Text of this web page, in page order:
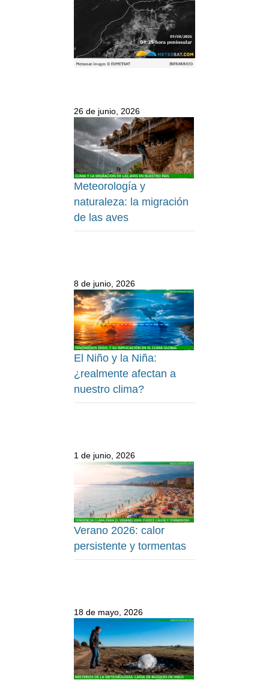
26 de junio, 2026
Meteorología y
naturaleza: la migración
de las aves
8 de junio, 2026
El Niño y la Niña:
¿realmente afectan a
nuestro clima?
1 de junio, 2026
Verano 2026: calor
persistente y tormentas
18 de mayo, 2026